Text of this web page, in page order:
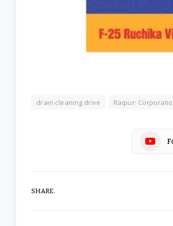
drain cleaning drive Raipur:
SHARE.